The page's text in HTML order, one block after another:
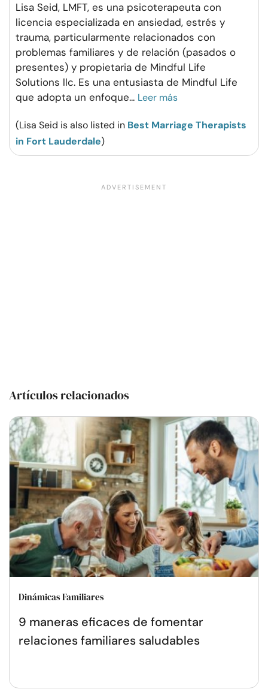
Lisa Seid, LMFT, es una psicoterapeuta con
licencia especializada en ansiedad, estrés y
trauma, particularmente relacionados con
problemas familiares y de relación (pasados o
presentes) y propietaria de Mindful Life
Solutions llc. Es una entusiasta de Mindful Life
que adopta un enfoque... Leer más
(Lisa Seid is also listed in Best Marriage Therapists
in Fort Lauderdale)
Artículos relacionados
Dinámicas Familiares
9 maneras eficaces de fomentar
relaciones familiares saludables